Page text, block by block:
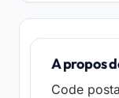
A propos
Code